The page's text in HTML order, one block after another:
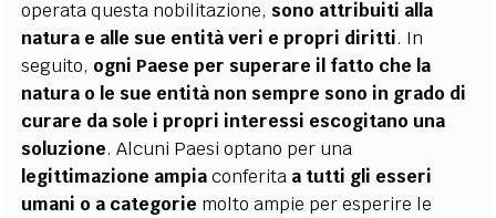
operata questa nobilitazione, sono attribuiti alla
natura e alle sue entità veri e propri diritti. In
seguito, ogni Paese per superare il fatto che la
natura o le sue entità non sempre sono in grado di
curare da sole i propri interessi escogitano una
soluzione. Alcuni Paesi optano per una
legittimazione ampiaconferita a tutti gli esseri
umani o a categorie molto ampie per esperire le